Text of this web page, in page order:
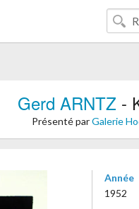
Gerd ARNTZ -
Présenté parGalerie
Année
1952